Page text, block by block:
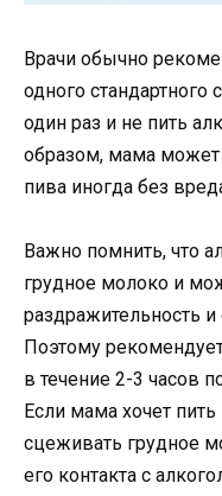
Врачи обычно
одного стандартного
один раз и не пить
образом, мама может
пива иногда без
Важно помнить, что
грудное молоко и
раздражительность
Поэтому
в течение 2-3 часов
Если мама хочет
сцеживать грудное
его контакта с